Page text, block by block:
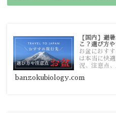
【国内】避
こ？選び方
お盆におす
は本当に快
況、注意点
す。
banzokubiology.com